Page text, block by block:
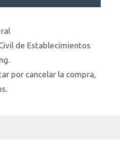
de Establecimientos
por cancelar la compra,